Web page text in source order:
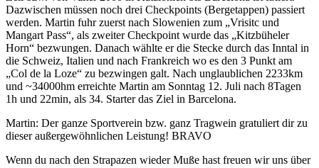
Dazwischen müssen noch drei Checkpoints (Bergetappen) passiert
werden. Martin fuhr zuerst nach Slowenien zum „Vrisitc und
Mangart Pass“, als zweiter Checkpoint wurde das „Kitzbüheler
Horn“ bezwungen. Danach wählte er die Stecke durch das Inntal in
die Schweiz, Italien und nach Frankreich wo es den 3 Punkt am
„Col de la Loze“ zu bezwingen galt. Nach unglaublichen 2233km
und ~34000hm erreichte Martin am Sonntag 12. Juli nach 8Tagen
1h und 22min, als 34. Starter das Ziel in Barcelona.
Martin: Der ganze Sportverein bzw. ganz Tragwein gratuliert dir zu
dieser außergewöhnlichen Leistung! BRAVO
Wenn du nach den Strapazen wieder Muße hast freuen wir uns über